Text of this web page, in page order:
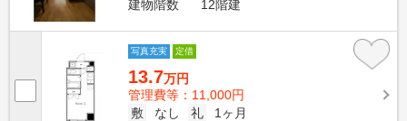
建物階数 12階建
写真充実 定借
13.7万円
管理費等：11,000円
敷
なし 礼
1ヶ月